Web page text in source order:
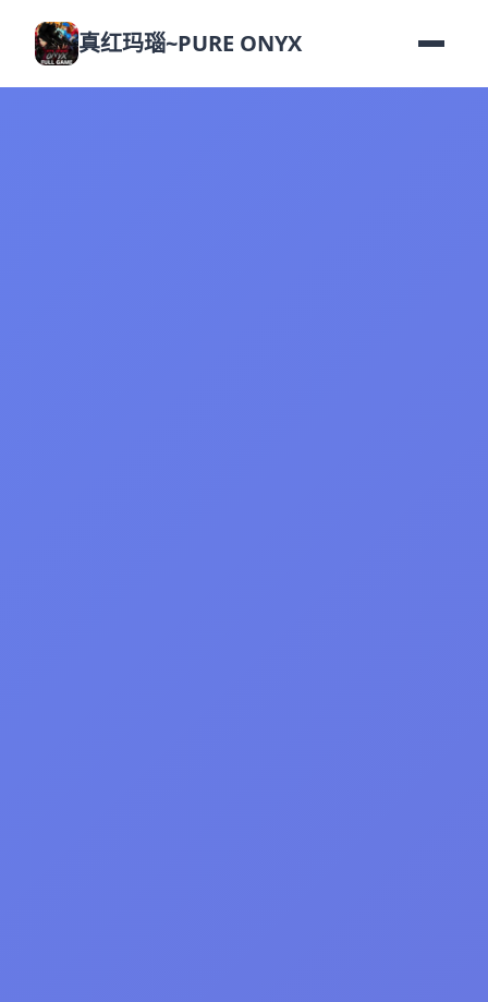
真红玛瑙~PURE ONYX